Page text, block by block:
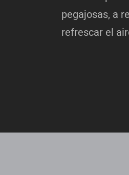
pegajosas, a
refrescar el